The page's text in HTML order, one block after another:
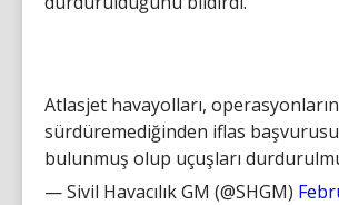
Atlasjet havayolları,
sürdüremediğinden iflas
bulunmuş olup uçuşları
— Sivil Havacılık GM (@SHGM)